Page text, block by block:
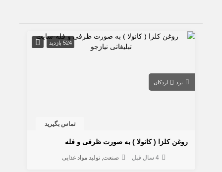
524 بازدید
یزد اردکان
تماس بگیرید
روغن کلزا ( کانولا ) به صورت ظرفی و فله
4 سال قبل صنعت تولید مواد غذایی